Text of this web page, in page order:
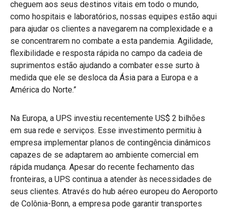
cheguem aos seus destinos vitais em todo o mundo,
como hospitais e laboratórios, nossas equipes estão aqui
para ajudar os clientes a navegarem na complexidade e a
se concentrarem no combate a esta pandemia. Agilidade,
flexibilidade e resposta rápida no campo da cadeia de
suprimentos estão ajudando a combater esse surto à
medida que ele se desloca da Ásia para a Europa e a
América do Norte.”
Na Europa, a UPS investiu recentemente US$ 2 bilhões
em sua rede e serviços. Esse investimento permitiu à
empresa implementar planos de contingência dinâmicos
capazes de se adaptarem ao ambiente comercial em
rápida mudança. Apesar do recente fechamento das
fronteiras, a UPS continua a atender às necessidades de
seus clientes. Através do hub aéreo europeu do Aeroporto
de Colônia-Bonn, a empresa pode garantir transportes